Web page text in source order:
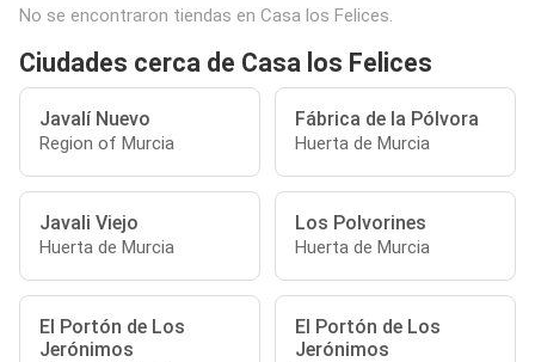
No se encontraron tiendas en Casa los Felices.
Ciudades cerca de Casa los Felices
Javalí Nuevo
Region of Murcia
Fábrica de la Pólvora
Huerta de Murcia
Javali Viejo
Huerta de Murcia
Los Polvorines
Huerta de Murcia
El Portón de Los
Jerónimos
El Portón de Los
Jerónimos